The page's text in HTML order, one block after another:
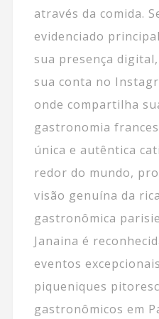
através da comida.
evidenciado
sua presença
sua conta no
onde compartilha
gastronomia
única e autêntica
redor do mundo,
visão genuína da
gastronômica
Janaina é
eventos
piqueniques
gastronômicos em